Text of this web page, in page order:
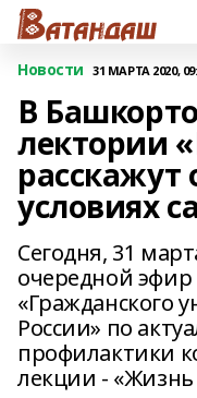
Новости 31 МАРТА 2020,
В
лектории
расскажут
условиях
Сегодня, 31
очередной
«Гражданского
России» по
профилактики
лекции - «Жизнь